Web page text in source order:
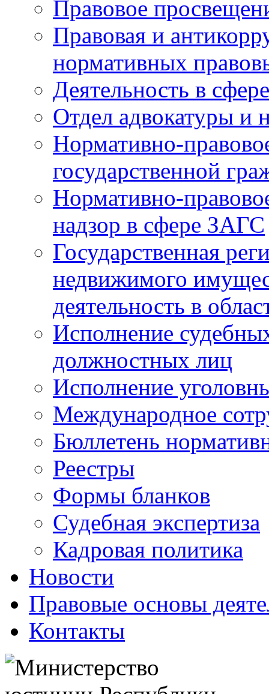
Правовое
Правовая и
нормативных
Деятельность в
Отдел адвокатуры и
Нормативно-
государственной
Нормативно-
надзор в сфере ЗАГС
Государственная
недвижимого
деятельность в
Исполнение
должностных лиц
Исполнение
Международное
Бюллетень
Реестры
Формы бланков
Судебная экспертиза
Кадровая политика
Новости
Правовые основы
Контакты